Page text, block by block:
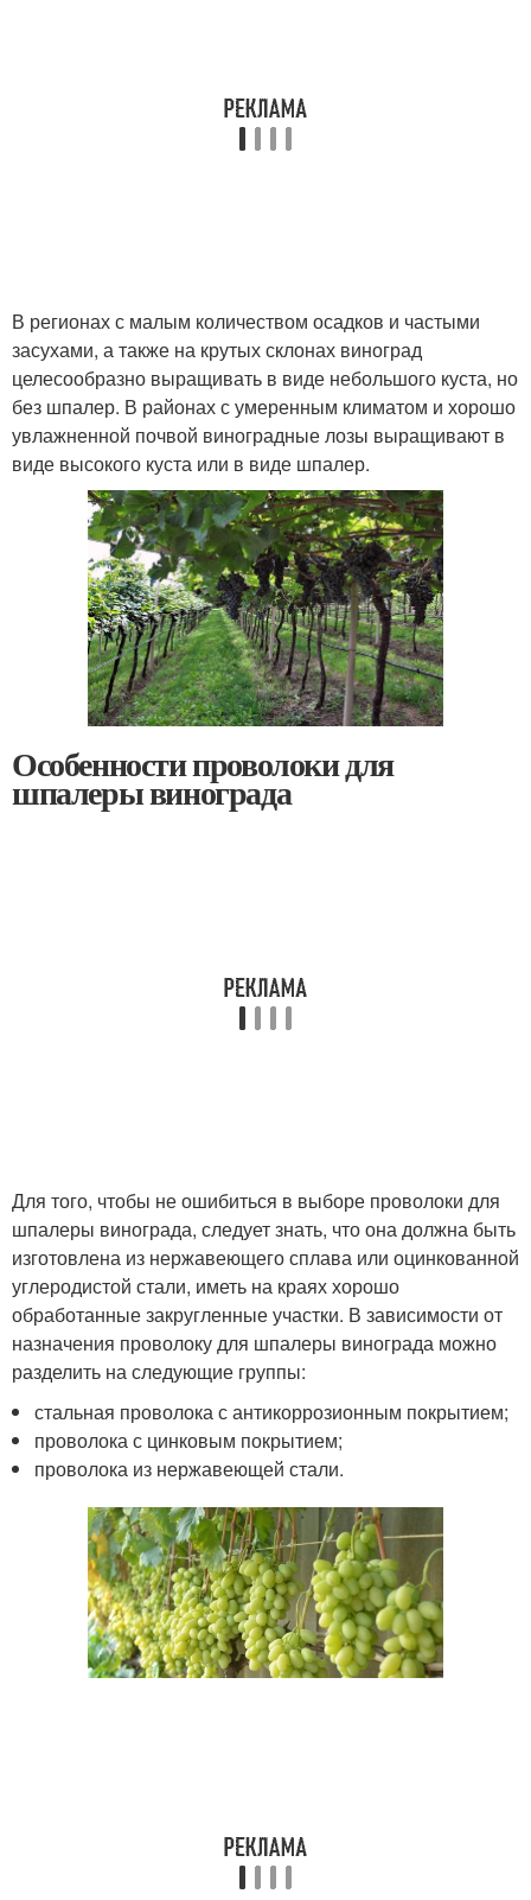
В регионах с малым количеством осадков и частыми
засухами, а также на крутых склонах виноград
целесообразно выращивать в виде небольшого куста, но
без шпалер. В районах с умеренным климатом и хорошо
увлажненной почвой виноградные лозы выращивают в
виде высокого куста или в виде шпалер.
Особенности проволоки для
шпалеры винограда
Для того, чтобы не ошибиться в выборе проволоки для
шпалеры винограда, следует знать, что она должна быть
изготовлена из нержавеющего сплава или оцинкованной
углеродистой стали, иметь на краях хорошо
обработанные закругленные участки. В зависимости от
назначения проволоку для шпалеры винограда можно
разделить на следующие группы:
стальная проволока с антикоррозионным покрытием;
проволока с цинковым покрытием;
проволока из нержавеющей стали.